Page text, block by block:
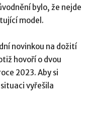
bylo, že nejde
model.
novinkou na dožití
hovoří o dvou
2023. Aby si
vyřešila